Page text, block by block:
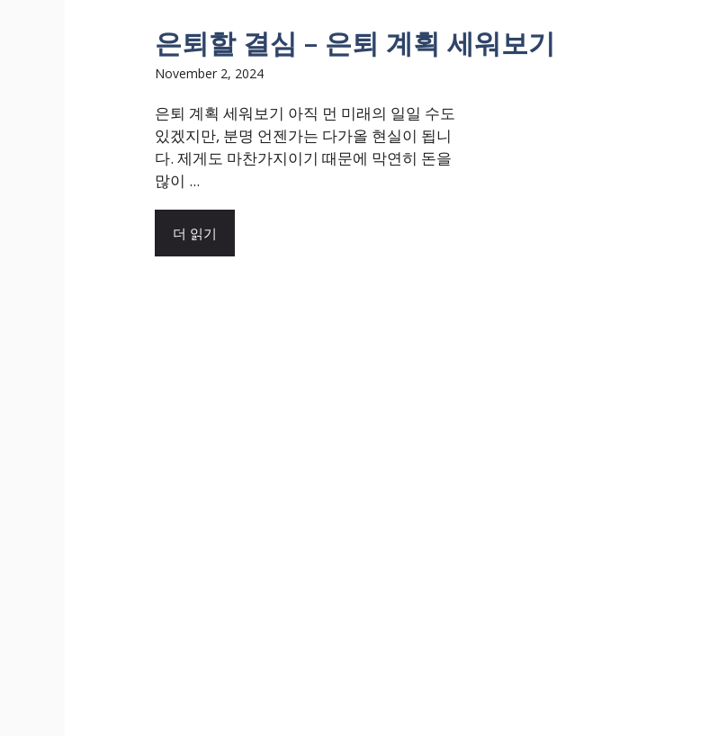
은퇴할 결심 – 은퇴 계획 세워보기
November 2, 2024
은퇴 계획 세워보기 아직 먼 미래의 일일 수도
있겠지만, 분명 언젠가는 다가올 현실이 됩니
다. 제게도 마찬가지이기 때문에 막연히 돈을
많이 ...
더 읽기